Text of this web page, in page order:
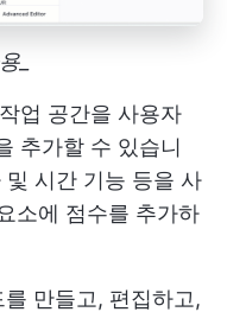
_
업 공간을 사용자
추가할 수 있습니
시간 기능 등을 사
소에 점수를 추가하
만들고, 편집하고,